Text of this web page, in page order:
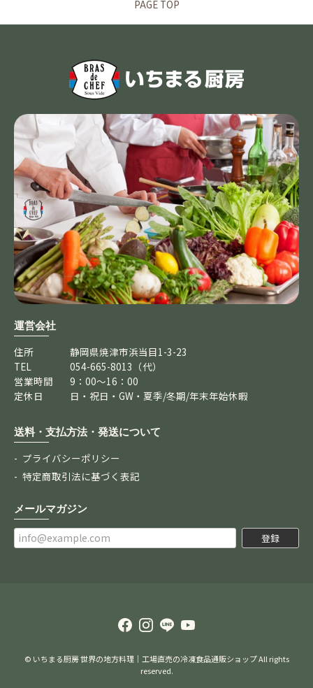
PAGE TOP
運営会社
住所
静岡県焼津市浜当目1-3-23
TEL
054-665-8013（代）
営業時間
9：00～16：00
定休日
日・祝日・GW・夏季/冬期/年末年始休暇
送料・支払方法・発送について
プライバシーポリシー
特定商取引法に基づく表記
メールマガジン
登録
© いちまる厨房 世界の地方料理｜工場直売の冷凍食品通販ショップ All rights
reserved.